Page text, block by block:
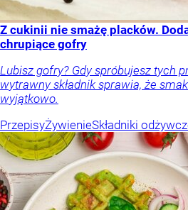
Z cukinii nie smażę placków.
chrupiące gofry
Lubisz gofry? Gdy spróbujesz tych
wytrawny składnik sprawia, że
wyjątkowo.
PrzepisyŻywienieSkładniki